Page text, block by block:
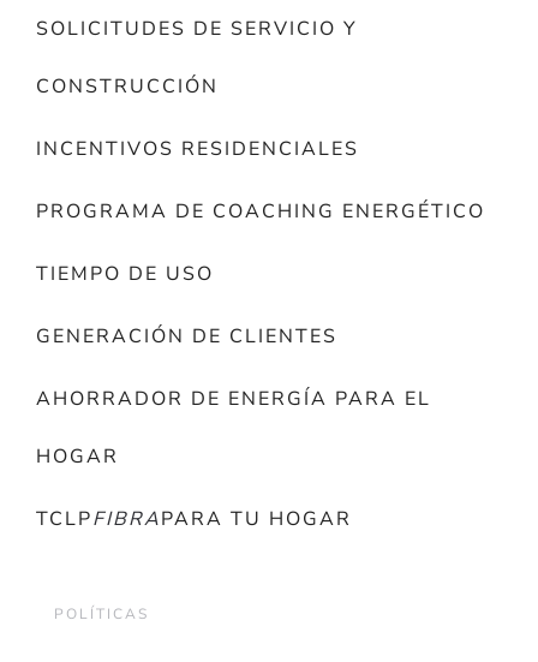
SOLICITUDES DE SERVICIO Y
CONSTRUCCIÓN
INCENTIVOS RESIDENCIALES
PROGRAMA DE COACHING ENERGÉTICO
TIEMPO DE USO
GENERACIÓN DE CLIENTES
AHORRADOR DE ENERGÍA PARA EL
HOGAR
TCLPFIBRAPARA TU HOGAR
POLÍTICAS